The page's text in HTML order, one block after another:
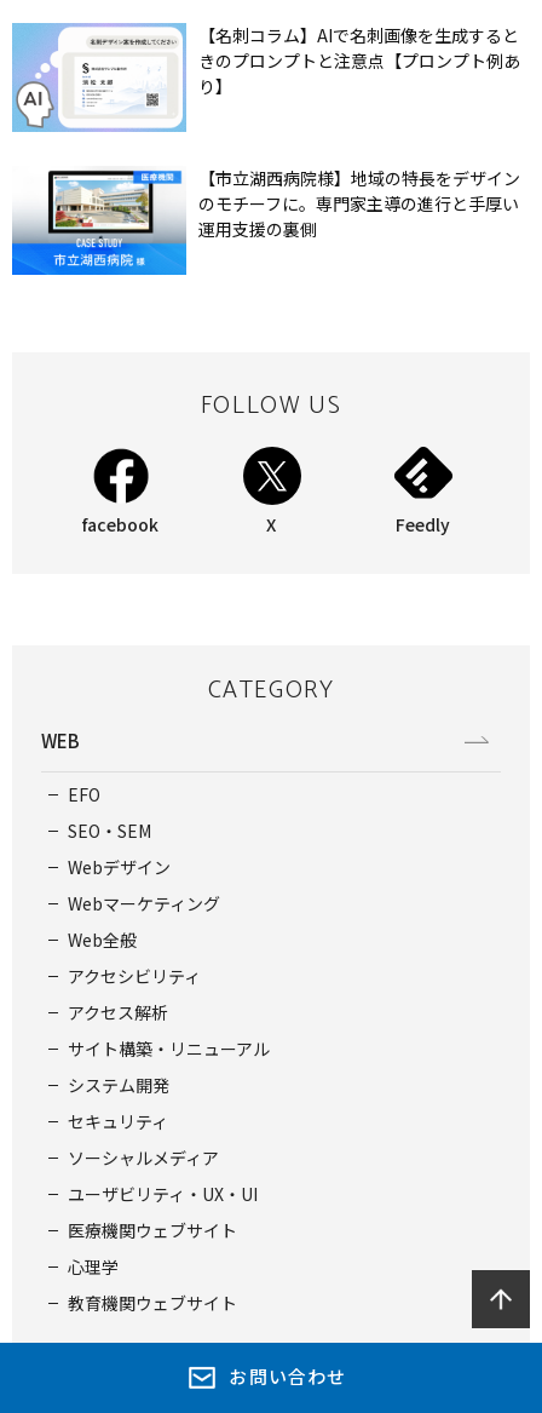
【名刺コラム】AIで名刺画像を生成すると
きのプロンプトと注意点【プロンプト例あ
り】
【市立湖西病院様】地域の特長をデザイン
のモチーフに。専門家主導の進行と手厚い
運用支援の裏側
FOLLOW US
facebook X Feedly
CATEGORY
WEB
EFO
SEO・SEM
Webデザイン
Webマーケティング
Web全般
アクセシビリティ
アクセス解析
サイト構築・リニューアル
システム開発
セキュリティ
ソーシャルメディア
ユーザビリティ・UX・UI
医療機関ウェブサイト
心理学
教育機関ウェブサイト
お問い合わせ